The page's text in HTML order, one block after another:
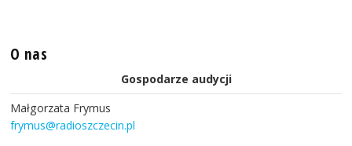
O nas
Gospodarze audycji
Małgorzata Frymus
frymus@radioszczecin.pl